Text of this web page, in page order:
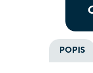
POPIS